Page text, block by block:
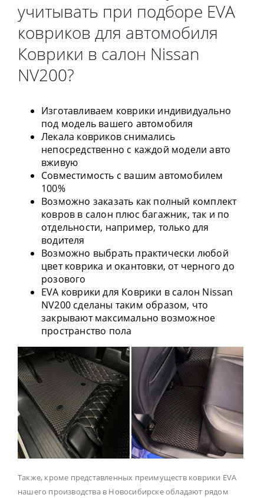
учитывать при подборе EVA
ковриков для автомобиля
Коврики в салон Nissan
NV200?
Изготавливаем коврики индивидуально
под модель вашего автомобиля
Лекала ковриков снимались
непосредственно с каждой модели авто
вживую
Совместимость с вашим автомобилем
100%
Возможно заказать как полный комплект
ковров в салон плюс багажник, так и по
отдельности, например, только для
водителя
Возможно выбрать практически любой
цвет коврика и окантовки, от черного до
розового
EVA коврики для Коврики в салон Nissan
NV200 сделаны таким образом, что
закрывают максимально возможное
пространство пола
Также, кроме представленных преимуществ коврики EVA
нашего производства в Новосибирске обладают рядом